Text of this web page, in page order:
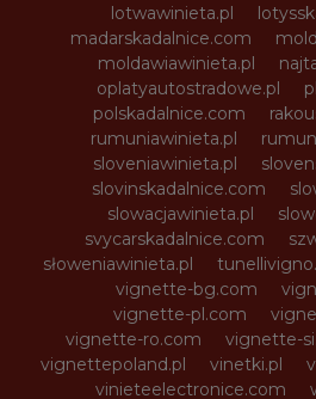
lotwawinieta.pl
madarskadalnice.com
moldawiawinieta.pl
oplatyautostradowe.pl
polskadalnice.com
rumuniawinieta.pl
sloveniawinieta.pl
slovinskadalnice.com
slowacjawinieta.pl
svycarskadalnice.com
słoweniawinieta.pl
vignette-bg.com
vignette-pl.com
vignette-ro.com
vignette-
vignettepoland.pl
vinetki.pl
vinieteelectronice.com